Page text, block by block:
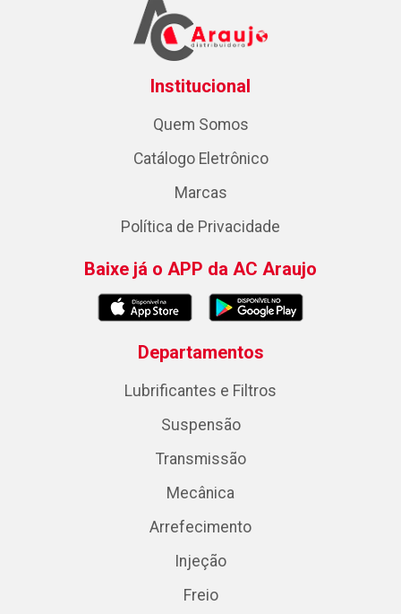
Institucional
Quem Somos
Catálogo Eletrônico
Marcas
Política de Privacidade
Baixe já o APP da AC Araujo
Departamentos
Lubrificantes e Filtros
Suspensão
Transmissão
Mecânica
Arrefecimento
Injeção
Freio